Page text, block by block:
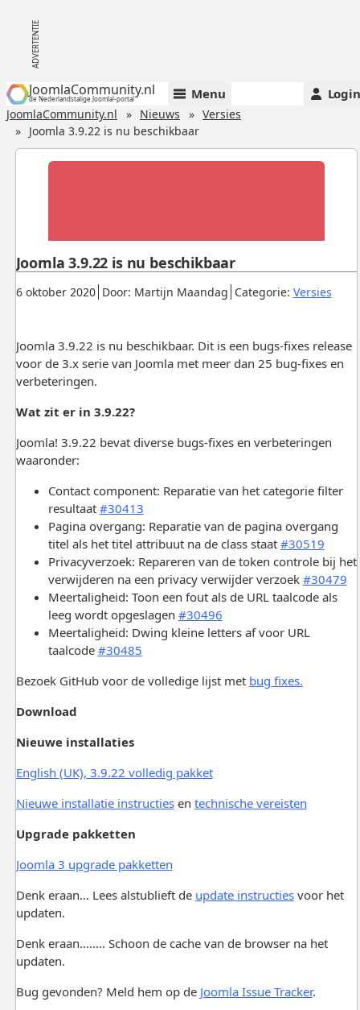
JoomlaCommunity.nl
de Nederlandstalige Joomla!-portal Menu Login
JoomlaCommunity.nl Nieuws
Versies
Joomla 3.9.22 is nu beschikbaar
Gepubliceerd:
6 oktober 2020. Door: Martijn Maandag. Categorie: Versies.
Joomla 3.9.22 is nu beschikbaar
Joomla 3.9.22 is nu beschikbaar. Dit is een bugs-fixes release
voor de 3.x serie van Joomla met meer dan 25 bug-fixes en
verbeteringen.
Wat zit er in 3.9.22?
Joomla! 3.9.22 bevat diverse bugs-fixes en verbeteringen
waaronder:
Contact component: Reparatie van het categorie filter
resultaat #30413
Pagina overgang: Reparatie van de pagina overgang
titel als het titel attribuut na de class staat #30519
Privacyverzoek: Repareren van de token controle bij het
verwijderen na een privacy verwijder verzoek #30479
Meertaligheid: Toon een fout als de URL taalcode als
leeg wordt opgeslagen #30496
Meertaligheid: Dwing kleine letters af voor URL
taalcode #30485
Bezoek GitHub voor de volledige lijst met bug fixes.
Download
Nieuwe installaties
English (UK), 3.9.22 volledig pakket
Nieuwe installatie instructiesen technische vereisten
Upgrade pakketten
Joomla 3 upgrade pakketten
Denk eraan… Lees alstublieft de update instructiesvoor het
updaten.
Denk eraan........ Schoon de cache van de browser na het
updaten.
Bug gevonden? Meld hem op de Joomla Issue Tracker.